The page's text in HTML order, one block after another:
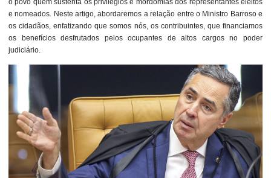
o povo quem sustenta os privilégios e mordomias dos representantes eleitos
e nomeados. Neste artigo, abordaremos a relação entre o Ministro Barroso e
os cidadãos, enfatizando que somos nós, os contribuintes, que financiamos
os benefícios desfrutados pelos ocupantes de altos cargos no poder
judiciário.